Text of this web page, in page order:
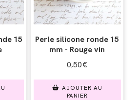
15
Perle silicone ronde 15
mm - Rouge vin
0,50€
AJOUTER AU
PANIER